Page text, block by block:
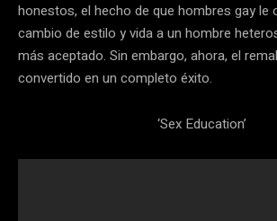
honestos, el hecho de que hombres gay le
cambio de estilo y vida a un hombre
más aceptado. Sin embargo, ahora, el
convertido en un completo éxito.
‘Sex Education’